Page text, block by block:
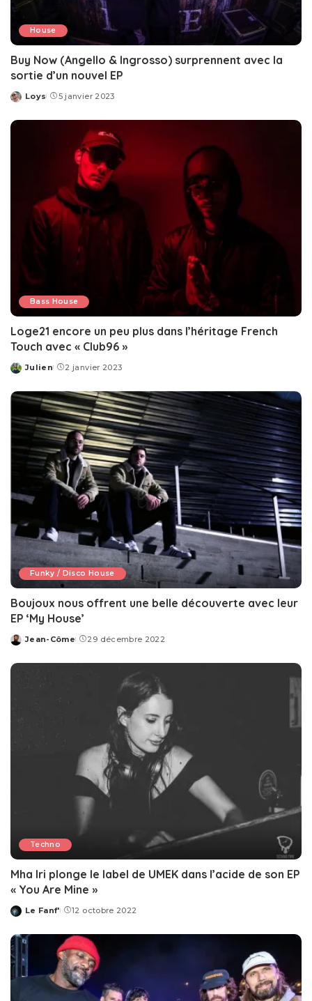
House
Buy Now (Angello & Ingrosso) surprennent avec la
sortie d’un nouvel EP
Posted
Loys 5 janvier 2023
Bass House
Loge21 encore un peu plus dans l’héritage French
Touch avec « Club96 »
Posted
Julien 2 janvier 2023
Funky / Disco House
Boujoux nous offrent une belle découverte avec leur
EP ‘My House’
Posted
Jean-Côme 29 décembre 2022
Techno
Mha Iri plonge le label de UMEK dans l’acide de son EP
« You Are Mine »
Posted
Le Fanf' 12 octobre 2022